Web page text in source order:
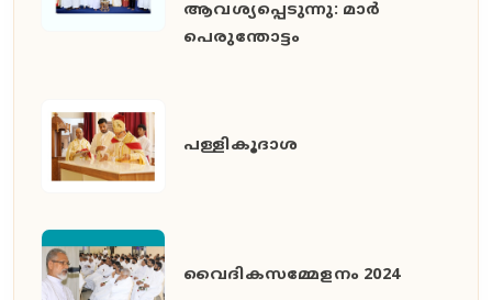
ആവശ്യപ്പെടുന്നു: മാർ
പെരുന്തോട്ടം
പള്ളികൂദാശ
വൈദികസമ്മേളനം 2024